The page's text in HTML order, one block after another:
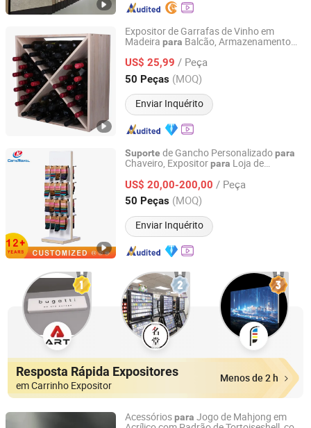
Expositor de Garrafas de Vinho em
Madeira para Balcão, Armazenamento
US$ 25,99 / Peça
50 Peças (MOQ)
Enviar Inquérito
Huizhou Minxu Home Products Co., LTD
Guangdong, China Desde 2026
Suporte de Gancho Personalizadopara
Chaveiro, Expositorpara Loja de
Expositor de Cartões Postais,
paraAcessórios de Celular
US$ 20,00-200,00 / Peça
50 Peças (MOQ)
Enviar Inquérito
Shenzhen Centroyal Metal & Plastic Co., Ltd.
Guangdong, China Desde 2022
Resposta Rápida Expositores
em Carrinho Expositor
Menos de 2 h
Acessóriospara Jogo de Mahjong em